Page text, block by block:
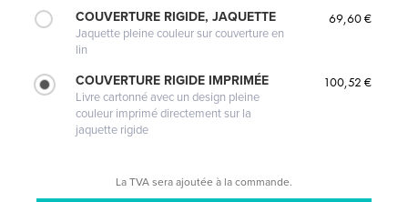
COUVERTURE RIGIDE, JAQUETTE
Jaquette pleine couleur sur couverture en
lin
69,60 €
COUVERTURE RIGIDE IMPRIMÉE
Livre cartonné avec un design pleine
couleur imprimé directement sur la
jaquette rigide
100,52 €
La TVA sera ajoutée à la commande.